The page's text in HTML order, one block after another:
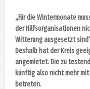
„Für die Wintermonate
der Hilfsorganisationen
Witterung ausgesetzt
Deshalb hat der Kreis
angemietet. Die zu
künftig also nicht mehr
betreten.